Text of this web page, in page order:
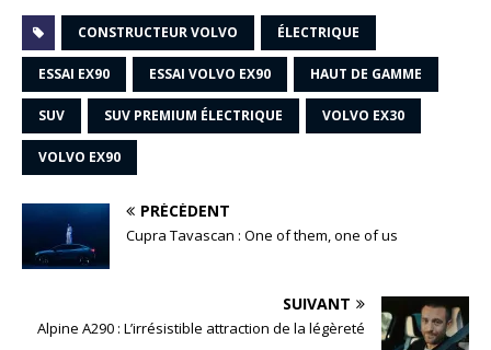
CONSTRUCTEUR VOLVO ÉLECTRIQUE
ESSAI EX90 ESSAI VOLVO EX90 HAUT DE GAMME
SUV SUV PREMIUM ÉLECTRIQUE VOLVO EX30
VOLVO EX90
PRÉCÉDENT
Cupra Tavascan : One of them, one of us
SUIVANT
Alpine A290 : L’irrésistible attraction de la légèreté